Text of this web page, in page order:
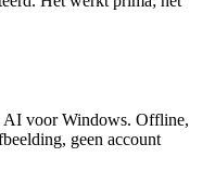
AI voor Windows. Offline,
geen account